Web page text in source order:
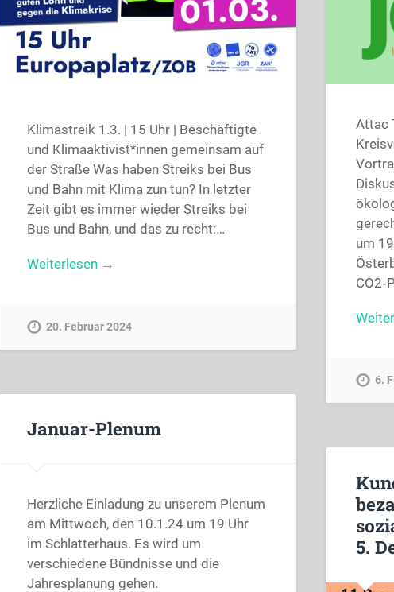
Klimastreik 1.3. | 15 Uhr | Beschäftigte
und Klimaaktivist*innen gemeinsam auf
der Straße Was haben Streiks bei Bus
und Bahn mit Klima zun tun? In letzter
Zeit gibt es immer wieder Streiks bei
Bus und Bahn, und das zu recht:…
Weiterlesen →
20. Februar 2024
Attac
um
6.
Januar-Plenum
Herzliche Einladung zu unserem Plenum
am Mittwoch, den 10.1.24 um 19 Uhr
im Schlatterhaus. Es wird um
verschiedene Bündnisse und die
Jahresplanung gehen.
5.